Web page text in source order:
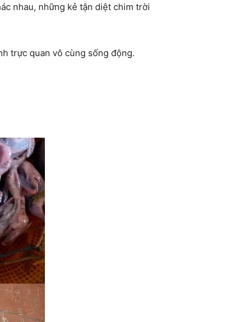
nhau, những kẻ tận diệt chim trời
trực quan vô cùng sống động.